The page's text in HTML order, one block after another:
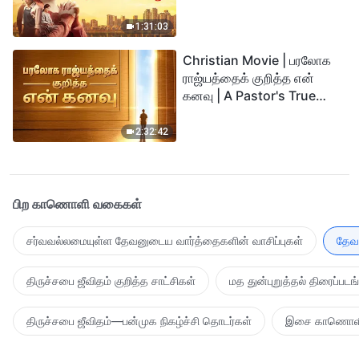
1:31:03
2:32:42
Christian Movie | பரலோக
ராஜ்யத்தைக் குறித்த என்
கனவு | A Pastor's True
பிற காணொளி வகைகள்
சர்வவல்லமையுள்ள தேவனுடைய வார்த்தைகளின் வாசிப்புகள்
திருச்சபை ஜீவிதம் குறித்த சாட்சிகள் மத துன்புறுத்தல்
திருச்சபை ஜீவிதம்—பன்முக நிகழ்ச்சி தொடர்கள் இசை